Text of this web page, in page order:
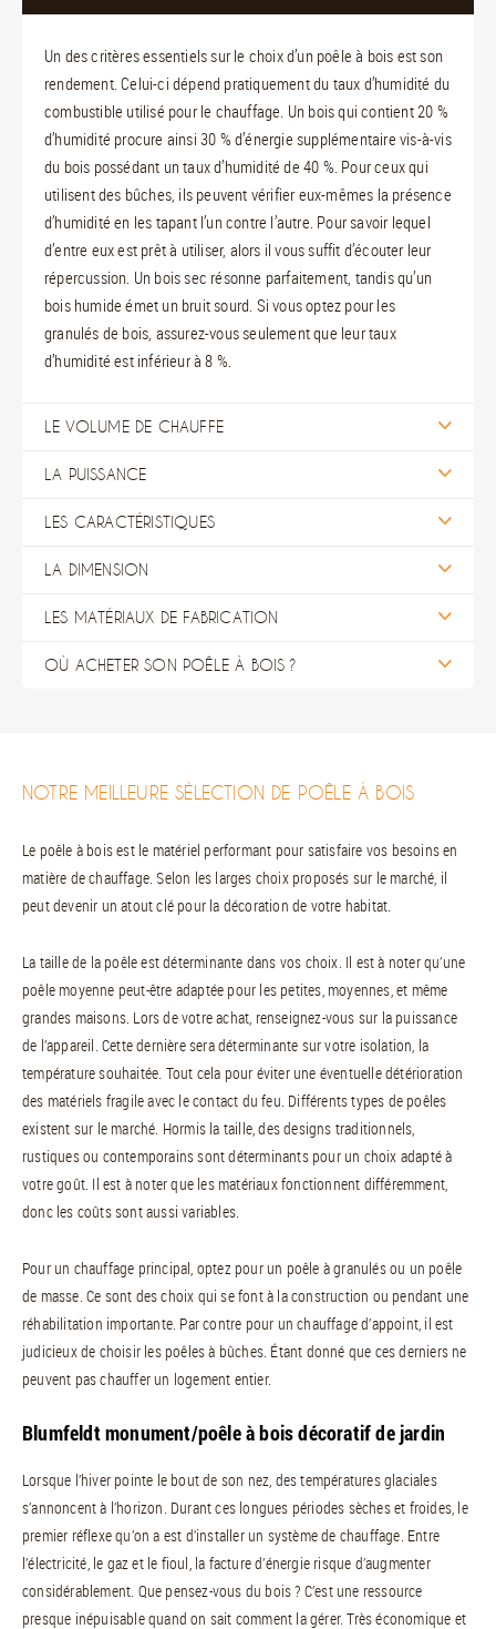
Un des critères essentiels sur le choix d’un poêle à bois est son
rendement. Celui-ci dépend pratiquement du taux d’humidité du
combustible utilisé pour le chauffage. Un bois qui contient 20 %
d’humidité procure ainsi 30 % d’énergie supplémentaire vis-à-vis
du bois possédant un taux d’humidité de 40 %. Pour ceux qui
utilisent des bûches, ils peuvent vérifier eux-mêmes la présence
d’humidité en les tapant l’un contre l’autre. Pour savoir lequel
d’entre eux est prêt à utiliser, alors il vous suffit d’écouter leur
répercussion. Un bois sec résonne parfaitement, tandis qu’un
bois humide émet un bruit sourd. Si vous optez pour les
granulés de bois, assurez-vous seulement que leur taux
d’humidité est inférieur à 8 %.
LE VOLUME DE CHAUFFE
LA PUISSANCE
LES CARACTÉRISTIQUES
LA DIMENSION
LES MATÉRIAUX DE FABRICATION
OÙ ACHETER SON POÊLE À BOIS ?
NOTRE MEILLEURE SÉLECTION DE POÊLE À BOIS
Le poêle à bois est le matériel performant pour satisfaire vos besoins en
matière de chauffage. Selon les larges choix proposés sur le marché, il
peut devenir un atout clé pour la décoration de votre habitat.
La taille de la poêle est déterminante dans vos choix. Il est à noter qu’une
poêle moyenne peut-être adaptée pour les petites, moyennes, et même
grandes maisons. Lors de votre achat, renseignez-vous sur la puissance
de l’appareil. Cette dernière sera déterminante sur votre isolation, la
température souhaitée. Tout cela pour éviter une éventuelle détérioration
des matériels fragile avec le contact du feu. Différents types de poêles
existent sur le marché. Hormis la taille, des designs traditionnels,
rustiques ou contemporains sont déterminants pour un choix adapté à
votre goût. Il est à noter que les matériaux fonctionnent différemment,
donc les coûts sont aussi variables.
Pour un chauffage principal, optez pour un poêle à granulés ou un poêle
de masse. Ce sont des choix qui se font à la construction ou pendant une
réhabilitation importante. Par contre pour un chauffage d’appoint, il est
judicieux de choisir les poêles à bûches. Étant donné que ces derniers ne
peuvent pas chauffer un logement entier.
Blumfeldt monument/poêle à bois décoratif de jardin
Lorsque l’hiver pointe le bout de son nez, des températures glaciales
s’annoncent à l’horizon. Durant ces longues périodes sèches et froides, le
premier réflexe qu’on a est d’installer un système de chauffage. Entre
l’électricité, le gaz et le fioul, la facture d’énergie risque d’augmenter
considérablement. Que pensez-vous du bois ? C’est une ressource
presque inépuisable quand on sait comment la gérer. Très économique et